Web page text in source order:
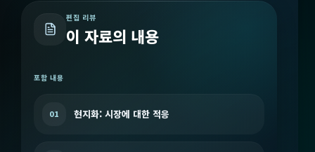
편집 리뷰
이 자료의 내용
포함 내용
01 현지화: 시장에 대한 적응